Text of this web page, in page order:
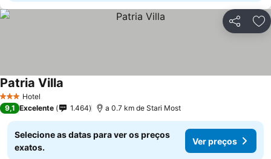
Partilhar
3 EstrelasHotel
Patria Villa
9,1 Excelente 1.464 a 0.7 km de Stari Most
Selecione as datas para ver os preços
exatos.
Ver preços